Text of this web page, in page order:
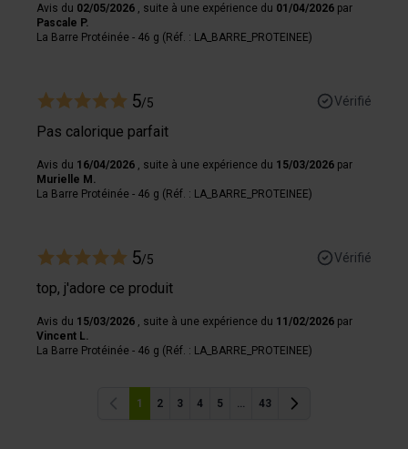
Avis du 02/05/2026 , suite à une expérience du 01/04/2026 par
Pascale P.
La Barre Protéinée - 46 g (Réf. : LA_BARRE_PROTEINEE)
5/5 Vérifié
Pas calorique parfait
Avis du 16/04/2026 , suite à une expérience du 15/03/2026 par
Murielle M.
La Barre Protéinée - 46 g (Réf. : LA_BARRE_PROTEINEE)
5/5 Vérifié
top, j'adore ce produit
Avis du 15/03/2026 , suite à une expérience du 11/02/2026 par
Vincent L.
La Barre Protéinée - 46 g (Réf. : LA_BARRE_PROTEINEE)
Précédent
1 2 3 4 5 43
Précédent